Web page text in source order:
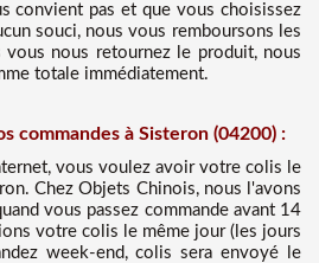
convient pas et que vous choisissez
souci, nous vous remboursons les
vous nous retournez le produit, nous
totale immédiatement.
commandes à Sisteron (04200) :
vous voulez avoir votre colis le
Chez Objets Chinois, nous l'avons
vous passez commande avant 14
votre colis le même jour (les jours
week-end, colis sera envoyé le